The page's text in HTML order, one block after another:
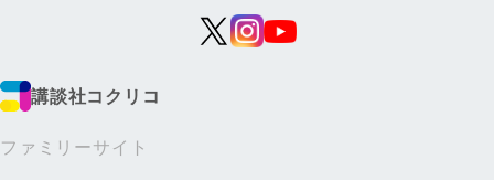
講談社コクリコ
ファミリーサイト